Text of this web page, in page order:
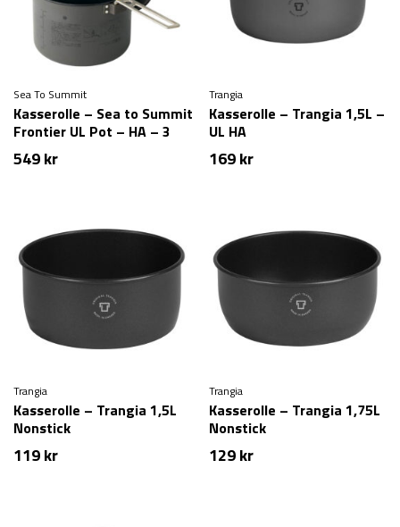
Sea To Summit
Kasserolle – Sea to Summit
Frontier UL Pot – HA – 3
liter
549kr
Trangia
Kasserolle – Trangia 1,5L –
UL HA
169kr
Trangia
Kasserolle – Trangia 1,5L
Nonstick
119kr
Trangia
Kasserolle – Trangia 1,75L
Nonstick
129kr